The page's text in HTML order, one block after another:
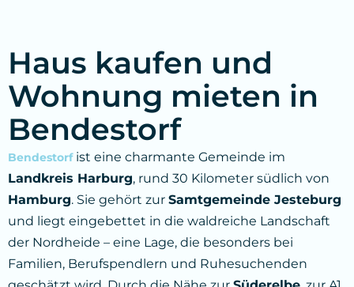
Haus kaufen und
Wohnung mieten in
Bendestorf
Bendestorfist eine charmante Gemeinde im
Landkreis Harburg, rund 30 Kilometer südlich von
Hamburg. Sie gehört zur Samtgemeinde Jesteburg
und liegt eingebettet in die waldreiche Landschaft
der Nordheide – eine Lage, die besonders bei
Familien, Berufspendlern und Ruhesuchenden